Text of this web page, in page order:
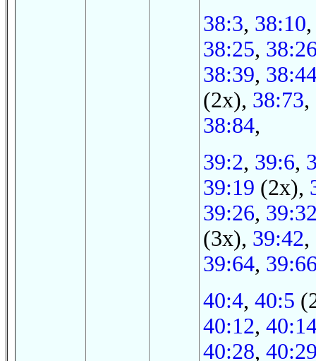
38:3, 38:10
38:25,
38:39,
(2x), 38:73,
38:84,
39:2, 39:6,
39:19 (2x),
39:26,
(3x), 39:42,
39:64,
40:4, 40:5
40:12,
40:28,